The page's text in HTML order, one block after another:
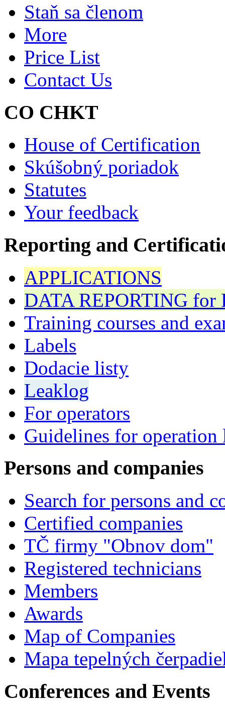
Staň sa členom
More
Price List
Contact Us
CO CHKT
House of Certification
Skúšobný poriadok
Statutes
Your feedback
Reporting and
APPLICATIONS
DATA REPORTING for
Training courses and
Labels
Dodacie listy
Leaklog
For operators
Guidelines for operation
Persons and companies
Search for persons and
Certified companies
TČ firmy "Obnov dom"
Registered technicians
Members
Awards
Map of Companies
Mapa tepelných
Conferences and Events